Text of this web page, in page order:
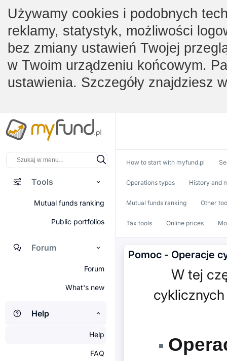
Używamy cookies i podobnych
reklamy, statystyk, możliwości
bez zmiany ustawień Twojej
w Twoim urządzeniu końcowym.
ustawienia. Szczegóły znajdziesz
Tools
Mutual funds ranking
Public portfolios
Forum
Forum
What's new
Help
Help
FAQ
How to start with myfund.pl
Operations types History and
Mutual funds ranking Other
Tax tools Online prices
Pomoc - Operacje
W tej